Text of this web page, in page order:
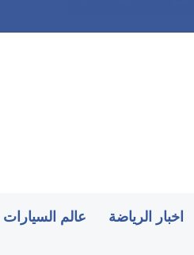
اخبار الرياضة عالم السيارات